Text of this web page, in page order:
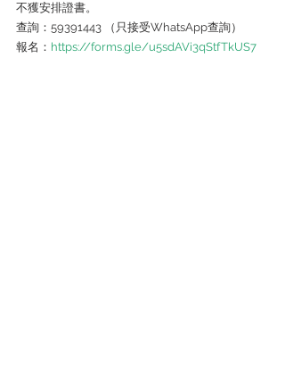
不獲安排證書。
查詢：59391443 （只接受WhatsApp查詢）
報名： https://forms.gle/u5sdAVi3qStfTkUS7